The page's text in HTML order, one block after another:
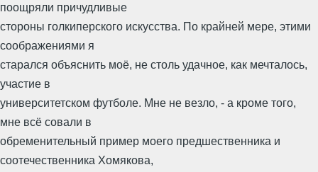
поощряли причудливые
стороны голкиперского искусства. По крайней мере, этими
соображениями я
старался объяснить моё, не столь удачное, как мечталось,
участие в
университетском футболе. Мне не везло, - а кроме того,
мне всё совали в
обременительный пример моего предшественника и
соотечественника Хомякова,